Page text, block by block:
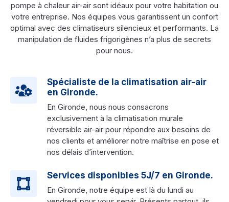
pompe à chaleur air-air sont idéaux pour votre habitation ou
votre entreprise. Nos équipes vous garantissent un confort
optimal avec des climatiseurs silencieux et performants. La
manipulation de fluides frigorigènes n’a plus de secrets
pour nous.
Spécialiste de la climatisation air-air
en Gironde.
En Gironde, nous nous consacrons
exclusivement à la climatisation murale
réversible air-air pour répondre aux besoins de
nos clients et améliorer notre maîtrise en pose et
nos délais d’intervention.
Services disponibles 5J/7 en Gironde.
En Gironde, notre équipe est là du lundi au